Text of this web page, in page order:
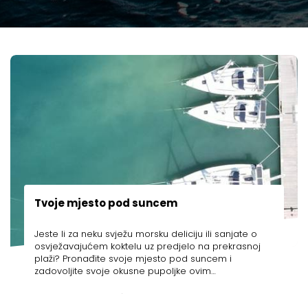
Tvoje mjesto pod suncem
Jeste li za neku svježu morsku deliciju ili sanjate o
osvježavajućem koktelu uz predjelo na prekrasnoj
plaži? Pronađite svoje mjesto pod suncem i
zadovoljite svoje okusne pupoljke ovim